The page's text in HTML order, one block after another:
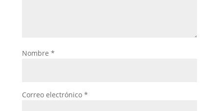
Nombre *
Correo electrónico *